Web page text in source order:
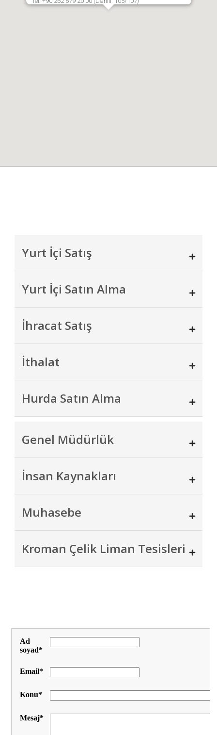
Yurt İçi Satış
Yurt İçi Satın Alma
İhracat Satış
İthalat
Hurda Satın Alma
Genel Müdürlük
İnsan Kaynakları
Muhasebe
Kroman Çelik Liman Tesisleri